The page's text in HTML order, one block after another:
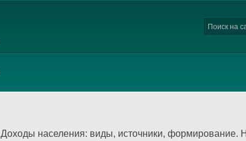
Доходы населения: виды, источники, формирование.